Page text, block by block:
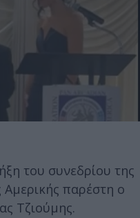
του συνεδρίου της
παρέστη ο
Τζιούμης.